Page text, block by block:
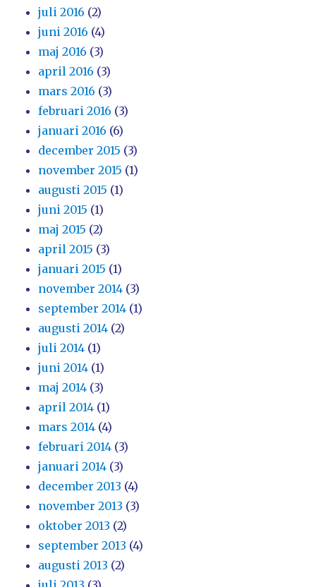
juli 2016 (2)
juni 2016 (4)
maj 2016 (3)
april 2016 (3)
mars 2016 (3)
februari 2016 (3)
januari 2016 (6)
december 2015 (3)
november 2015 (1)
augusti 2015 (1)
juni 2015 (1)
maj 2015 (2)
april 2015 (3)
januari 2015 (1)
november 2014 (3)
september 2014 (1)
augusti 2014 (2)
juli 2014 (1)
juni 2014 (1)
maj 2014 (3)
april 2014 (1)
mars 2014 (4)
februari 2014 (3)
januari 2014 (3)
december 2013 (4)
november 2013 (3)
oktober 2013 (2)
september 2013 (4)
augusti 2013 (2)